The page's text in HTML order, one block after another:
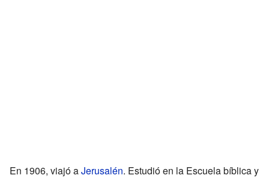
En 1906, viajó aJerusalén. Estudió en la Escuela bíblica y